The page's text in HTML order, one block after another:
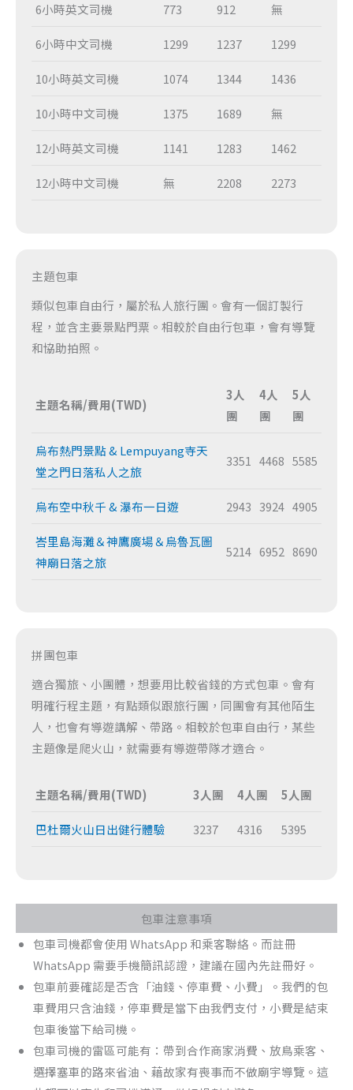
6小時英文司機 773 912 無
6小時中文司機 1299 1237 1299
10小時英文司機 1074 1344 1436
10小時中文司機 1375 1689 無
12小時英文司機 1141 1283 1462
12小時中文司機 無 2208 2273
主題包車
類似包車自由行，屬於私人旅行團。會有一個訂製行
程，並含主要景點門票。相較於自由行包車，會有導覽
和協助拍照。
主題名稱/費用(TWD)
3人
團
4人
團
5人
團
烏布熱門景點 & Lempuyang寺天
堂之門日落私人之旅
3351 4468 5585
烏布空中秋千 & 瀑布一日遊 2943 3924 4905
峇里島海灘＆神鷹廣場＆烏魯瓦圖
神廟日落之旅
5214 6952 8690
拼團包車
適合獨旅、小團體，想要用比較省錢的方式包車。會有
明確行程主題，有點類似跟旅行團，同團會有其他陌生
人，也會有導遊講解、帶路。相較於包車自由行，某些
主題像是爬火山，就需要有導遊帶隊才適合。
主題名稱/費用(TWD) 3人團 4人團 5人團
巴杜爾火山日出健行體驗 3237 4316 5395
包車注意事項
包車司機都會使用 WhatsApp 和乘客聯絡。而註冊
WhatsApp 需要手機簡訊認證，建議在國內先註冊好。
包車前要確認是否含「油錢、停車費、小費」。我們的包
車費用只含油錢，停車費是當下由我們支付，小費是結束
包車後當下給司機。
包車司機的雷區可能有：帶到合作商家消費、放鳥乘客、
選擇塞車的路來省油、藉故家有喪事而不做廟宇導覽。這